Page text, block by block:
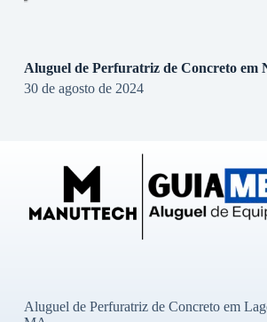
Aluguel de Perfuratriz de Concreto em
30 de agosto de 2024
Aluguel de Perfuratriz de Concreto em